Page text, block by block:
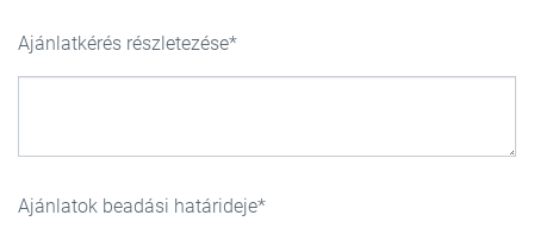
Ajánlatkérés részletezése
Ajánlatok beadási határideje